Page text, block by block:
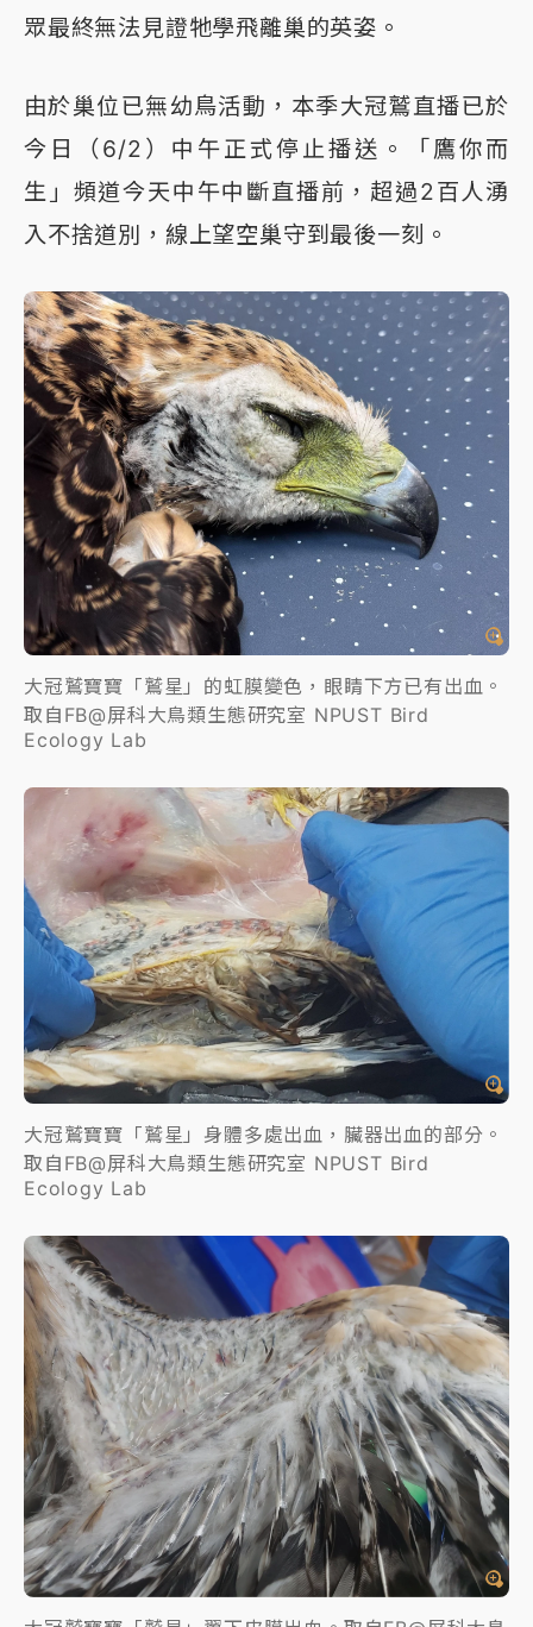
眾最終無法見證牠學飛離巢的英姿。
由於巢位已無幼鳥活動，本季大冠鷲直播已於
今日（6/2）中午正式停止播送。「鷹你而
生」頻道今天中午中斷直播前，超過2百人湧
入不捨道別，線上望空巢守到最後一刻。
大冠鷲寶寶「鷲星」的虹膜變色，眼睛下方已有出血。
取自FB@屏科大鳥類生態研究室 NPUST Bird
Ecology Lab
大冠鷲寶寶「鷲星」身體多處出血，臟器出血的部分。
取自FB@屏科大鳥類生態研究室 NPUST Bird
Ecology Lab